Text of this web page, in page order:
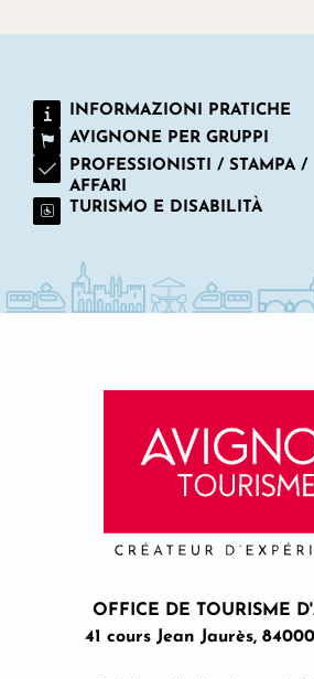
INFORMAZIONI PRATICHE
AVIGNONE PER GRUPPI
PROFESSIONISTI / STAMPA /
AFFARI
TURISMO E DISABILITÀ
OFFICE DE TOURISME
41 cours Jean Jaurès,